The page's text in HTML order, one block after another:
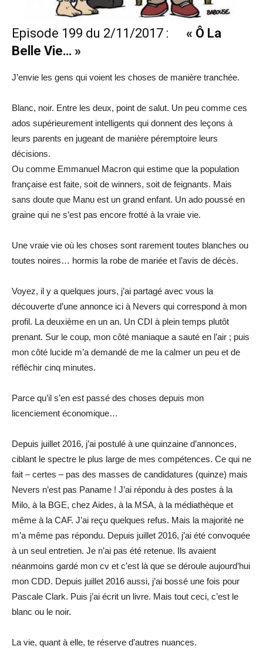
Episode 199 du 2/11/2017 : « Ô La
Belle Vie… »
J’envie les gens qui voient les choses de manière tranchée.
Blanc, noir. Entre les deux, point de salut. Un peu comme ces
ados supérieurement intelligents qui donnent des leçons à
leurs parents en jugeant de manière péremptoire leurs
décisions.
Ou comme Emmanuel Macron qui estime que la population
française est faite, soit de winners, soit de feignants. Mais
sans doute que Manu est un grand enfant. Un ado poussé en
graine qui ne s’est pas encore frotté à la vraie vie.
Une vraie vie où les choses sont rarement toutes blanches ou
toutes noires… hormis la robe de mariée et l’avis de décès.
Voyez, il y a quelques jours, j’ai partagé avec vous la
découverte d’une annonce ici à Nevers qui correspond à mon
profil. La deuxième en un an. Un CDI à plein temps plutôt
prenant. Sur le coup, mon côté maniaque a sauté en l’air ; puis
mon côté lucide m’a demandé de me la calmer un peu et de
réfléchir cinq minutes.
Parce qu’il s’en est passé des choses depuis mon
licenciement économique…
Depuis juillet 2016, j’ai postulé à une quinzaine d’annonces,
ciblant le spectre le plus large de mes compétences. Ce qui ne
fait – certes – pas des masses de candidatures (quinze) mais
Nevers n’est pas Paname ! J’ai répondu à des postes à la
Milo, à la BGE, chez Aides, à la MSA, à la médiathèque et
même à la CAF. J’ai reçu quelques refus. Mais la majorité ne
m’a même pas répondu. Depuis juillet 2016, j’ai été convoquée
à un seul entretien. Je n’ai pas été retenue. Ils avaient
néanmoins gardé mon cv et c’est là que se déroule aujourd’hui
mon CDD. Depuis juillet 2016 aussi, j’ai bossé une fois pour
Pascale Clark. Puis j’ai écrit un livre. Mais tout ceci, c’est le
blanc ou le noir.
La vie, quant à elle, te réserve d’autres nuances.